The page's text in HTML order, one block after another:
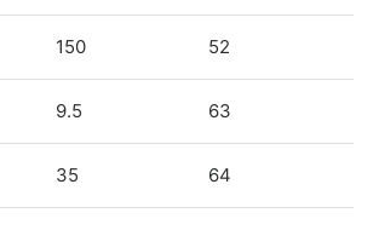
150 52
9.5 63
35 64